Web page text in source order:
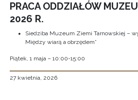
PRACA ODDZIAŁÓW
2026 R.
Siedziba Muzeum Ziemi Tarnowskiej –
Między wiarą a obrzędem”
Piątek, 1 maja – 10:00-15:00
27 kwietnia, 2026